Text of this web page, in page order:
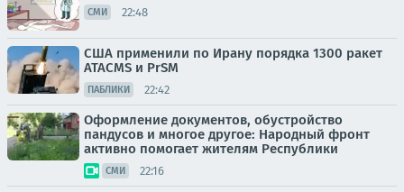
СМИ 22:48
США применили по Ирану порядка 1300 ракет
ATACMS и PrSM
ПАБЛИКИ 22:42
Оформление документов, обустройство
пандусов и многое другое: Народный фронт
активно помогает жителям Республики
СМИ 22:16